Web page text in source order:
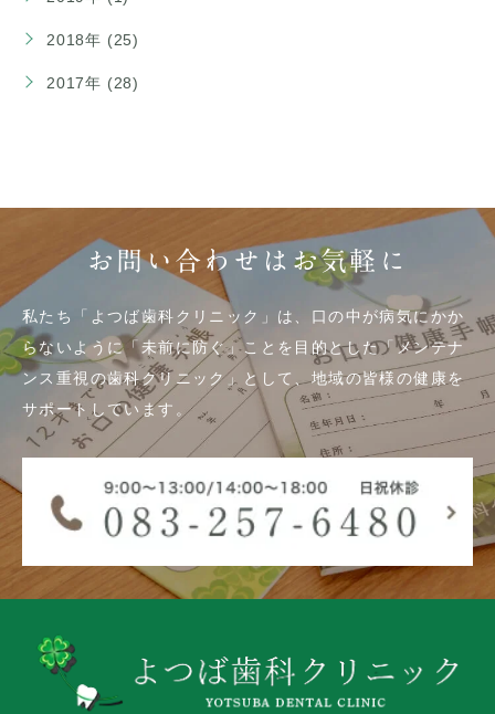
2018年 (25)
2017年 (28)
お問い合わせはお気軽に
私たち「よつば歯科クリニック」は、口の中が病気にかか
らないように「未前に防ぐ」ことを目的とした「メンテナ
ンス重視の歯科クリニック」として、地域の皆様の健康を
サポートしています。